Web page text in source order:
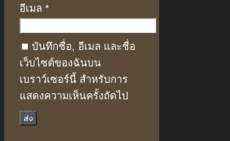
อีเมล *
บันทึกชื่อ, อีเมล และชื่อ
เว็บไซต์ของฉันบน
เบราว์เซอร์นี้ สำหรับการ
แสดงความเห็นครั้งถัดไป